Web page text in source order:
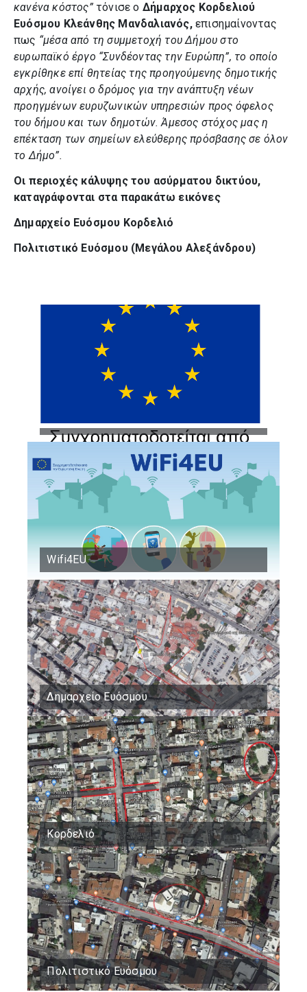
κανένα κόστος” τόνισε ο Δήμαρχος Κορδελιού
Ευόσμου Κλεάνθης Μανδαλιανός,επισημαίνοντας
πως “μέσα από τη συμμετοχή του Δήμου στο
ευρωπαϊκό έργο “Συνδέοντας την Ευρώπη”, το οποίο
εγκρίθηκε επί θητείας της προηγούμενης δημοτικής
αρχής, ανοίγει ο δρόμος για την ανάπτυξη νέων
προηγμένων ευρυζωνικών υπηρεσιών προς όφελος
του δήμου και των δημοτών. Άμεσος στόχος μας η
επέκταση των σημείων ελεύθερης πρόσβασης σε όλον
το Δήμο”.
Οι περιοχές κάλυψης του ασύρματου δικτύου,
καταγράφονται στα παρακάτω εικόνες
Δημαρχείο Ευόσμου Κορδελιό
Πολιτιστικό Ευόσμου (Μεγάλου Αλεξάνδρου)
Wifi4EU
Δημαρχείο Ευόσμου
Κορδελιό
Πολιτιστικό Ευόσμου